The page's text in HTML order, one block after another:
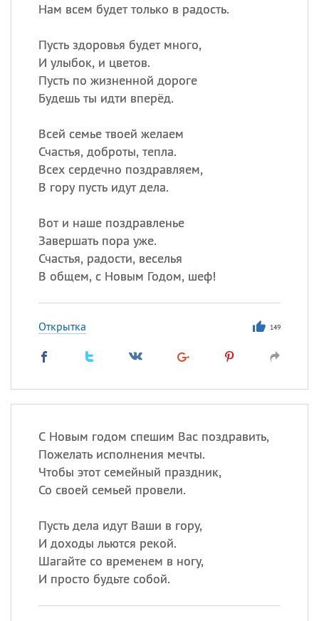
Нам всем будет только в радость.
Пусть здоровья будет много,
И улыбок, и цветов.
Пусть по жизненной дороге
Будешь ты идти вперёд.
Всей семье твоей желаем
Счастья, доброты, тепла.
Всех сердечно поздравляем,
В гору пусть идут дела.
Вот и наше поздравленье
Завершать пора уже.
Счастья, радости, веселья
В общем, с Новым Годом, шеф!
Открытка 149
С Новым годом спешим Вас поздравить,
Пожелать исполнения мечты.
Чтобы этот семейный праздник,
Со своей семьей провели.
Пусть дела идут Ваши в гору,
И доходы льются рекой.
Шагайте со временем в ногу,
И просто будьте собой.